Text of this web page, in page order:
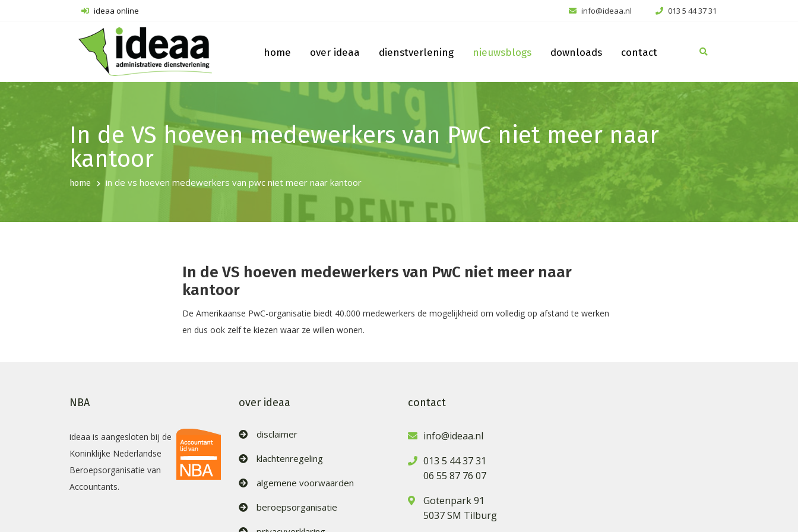
ideaa online 013 5 44 37 31
info@ideaa.nl
home over ideaa dienstverlening nieuwsblogs downloads contact
In de VS hoeven medewerkers van PwC niet meer naar
kantoor
home in de vs hoeven medewerkers van pwc niet meer naar kantoor
In de VS hoeven medewerkers van PwC niet meer naar
kantoor
De Amerikaanse PwC-organisatie biedt 40.000 medewerkers de mogelijkheid om volledig op afstand te werken
en dus ook zelf te kiezen waar ze willen wonen.
NBA
ideaa is aangesloten bij de
Koninklijke Nederlandse
Beroepsorganisatie van
Accountants.
over ideaa
disclaimer
klachtenregeling
algemene voorwaarden
beroepsorganisatie
contact
info@ideaa.nl
013 5 44 37 31
06 55 87 76 07
Gotenpark 91
5037 SM Tilburg